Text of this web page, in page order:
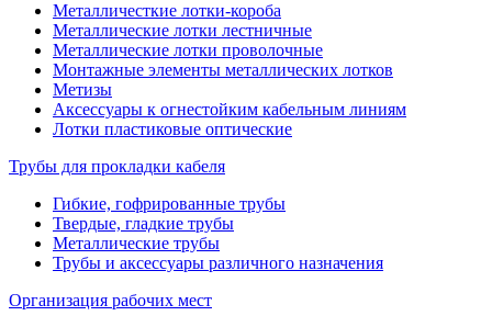
Металличесткие лотки-короба
Металлические лотки лестничные
Металлические лотки проволочные
Монтажные элементы металлических лотков
Метизы
Аксессуары к огнестойким кабельным линиям
Лотки пластиковые оптические
Трубы для прокладки кабеля
Гибкие, гофрированные трубы
Твердые, гладкие трубы
Металлические трубы
Трубы и аксессуары различного назначения
Организация рабочих мест